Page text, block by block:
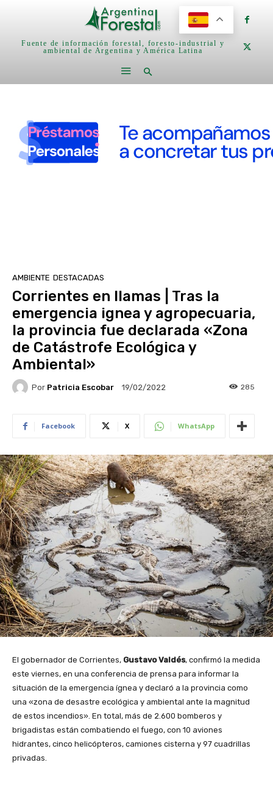
Fuente de información forestal, foresto-industrial y
ambiental de Argentina y América Latina
AMBIENTE DESTACADAS
Corrientes en llamas | Tras la
emergencia ignea y agropecuaria,
la provincia fue declarada «Zona
de Catástrofe Ecológica y
Ambiental»
Por Patricia Escobar 19/02/2022 285
Facebook X WhatsApp
El gobernador de Corrientes, Gustavo Valdés, confirmó la medida
este viernes, en una conferencia de prensa para informar la
situación de la emergencia ígnea y declaró a la provincia como
una «zona de desastre ecológica y ambiental ante la magnitud
de estos incendios». En total, más de 2.600 bomberos y
brigadistas están combatiendo el fuego, con 10 aviones
hidrantes, cinco helicópteros, camiones cisterna y 97 cuadrillas
privadas.